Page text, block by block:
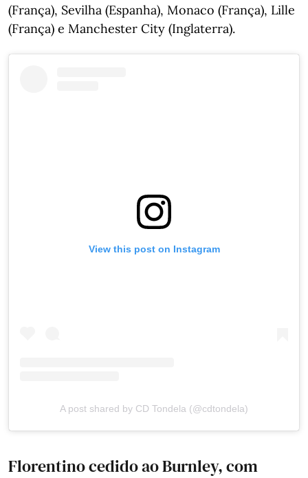
(França), Sevilha (Espanha), Monaco (França), Lille
(França) e Manchester City (Inglaterra).
View this post on Instagram
A post shared by CD Tondela (@cdtondela)
Florentino cedido ao Burnley, com